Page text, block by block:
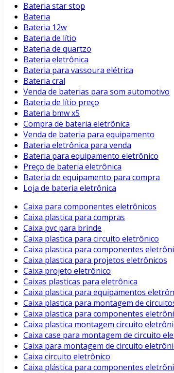
Bateria star stop
Bateria
Bateria 12w
Bateria de lítio
Bateria de quartzo
Bateria eletrônica
Bateria para vassoura elétrica
Bateria cral
Venda de baterias para som automotivo
Bateria de lítio preço
Bateria bmw x5
Compra de bateria eletrônica
Venda de bateria para equipamento
Bateria eletrônica para venda
Bateria para equipamento eletrônico
Preço de bateria eletrônica
Bateria de equipamento para compra
Loja de bateria eletrônica
Caixa para componentes eletrônicos
Caixa plastica para compras
Caixa pvc para brinde
Caixa plastica para circuito eletrônico
Caixa plastica para componentes
Caixa plastica para projetos eletrônicos
Caixa projeto eletrônico
Caixas plasticas para eletrônica
Caixa plastica para equipamentos
Caixa plastica para montagem de
Caixa plastica para componentes
Caixa plastica montagem circuito
Caixa case para montagem de circuito
Caixa para montagem de circuito
Caixa circuito eletrônico
Caixa plástica para componentes